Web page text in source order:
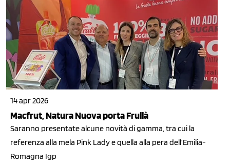
14 apr 2026
Macfrut, Natura Nuova porta Frullà
Saranno presentate alcune novità di gamma, tra cui la
referenza alla mela Pink Lady e quella alla pera dell’Emilia-
Romagna Igp